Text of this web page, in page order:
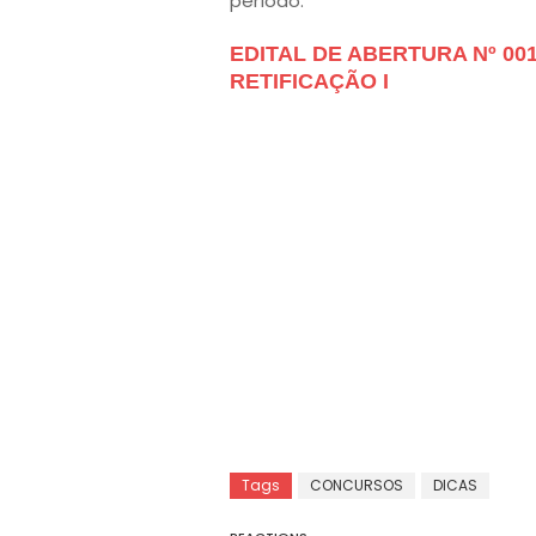
EDITAL DE ABERTURA Nº
RETIFICAÇÃO I
Tags CONCURSOS DICAS